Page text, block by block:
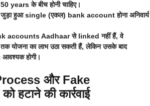
years के बीच होनी चाहिए।
हुआ single (एकल) bank account होना अनिवार्य
accounts Aadhaar से linked नहीं हैं, वे
योजना का लाभ उठा सकती हैं, लेकिन उसके बाद
होगी।
और Fake
हटाने की कार्रवाई